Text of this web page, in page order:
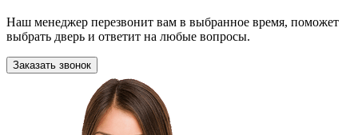
Наш менеджер перезвонит вам в выбранное время, поможет
выбрать дверь и ответит на любые вопросы.
Заказать звонок